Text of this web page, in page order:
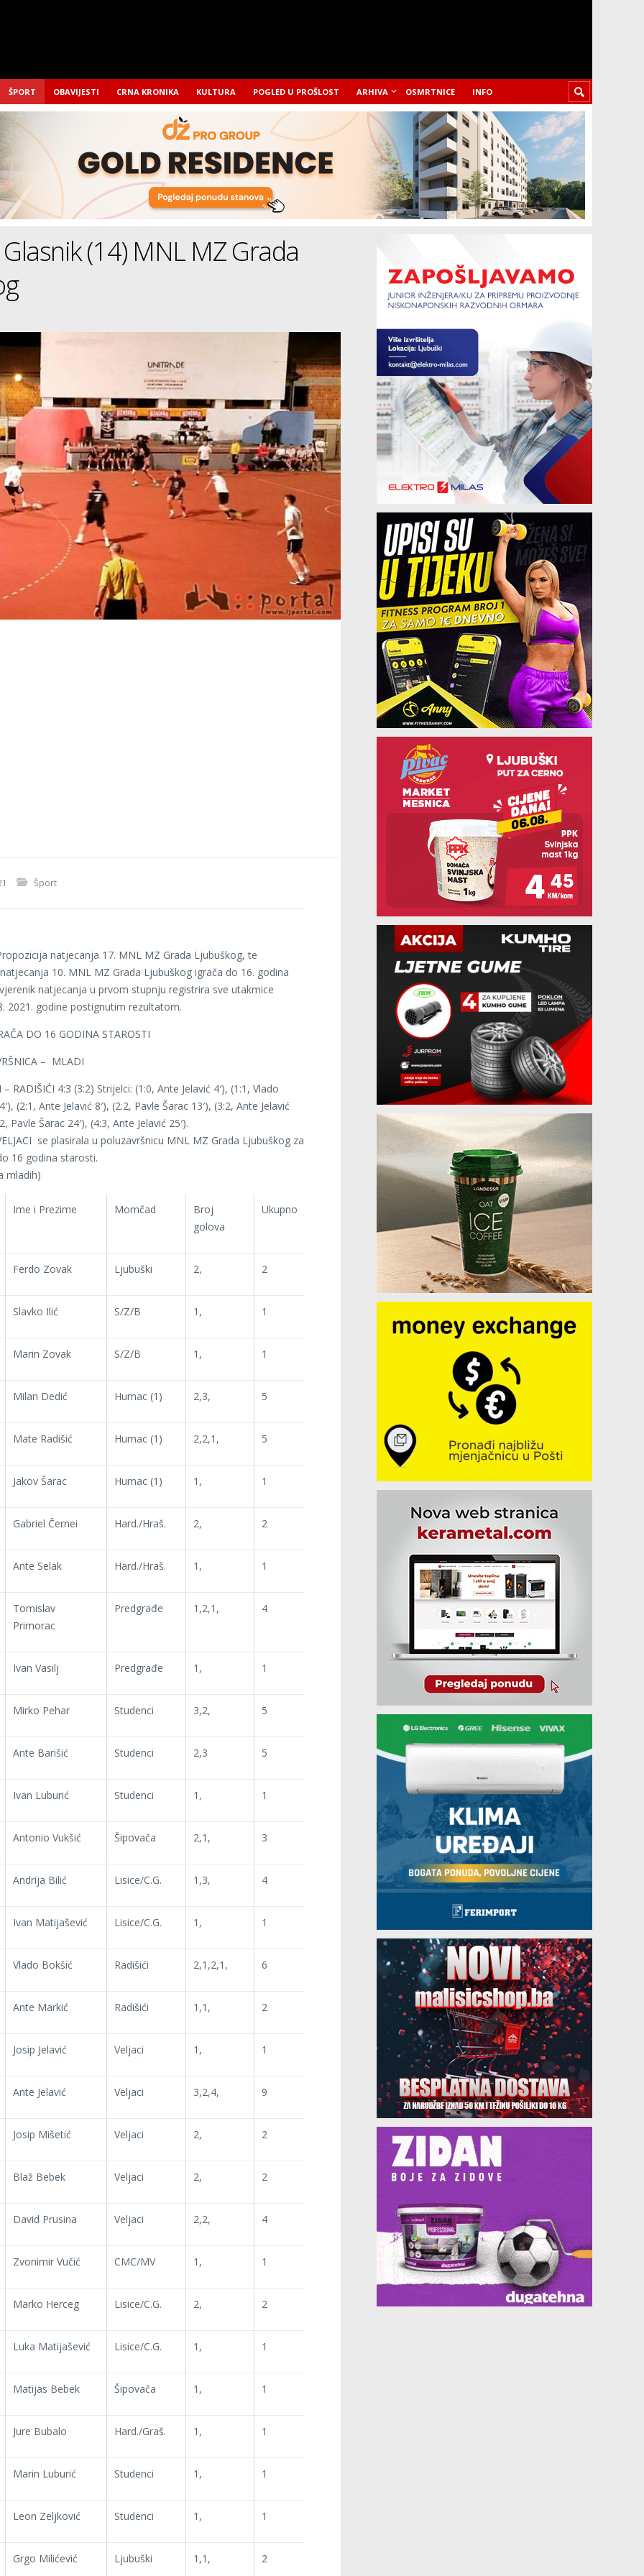
ŠPORT OBAVIJESTI CRNA KRONIKA KULTURA POGLED U PROŠLOST ARHIVA OSMRTNICE INFO
(14) MNL MZ Grada
Šport
natjecanja 17. MNL MZ Grada Ljubuškog, te
10. MNL MZ Grada Ljubuškog igrača do 16. godina
natjecanja u prvom stupnju registrira sve utakmice
2021. godine postignutim rezultatom.
DO 16 GODINA STAROSTI
– MLADI
– RADIŠIĆI 4:3 (3:2) Strijelci: (1:0, Ante Jelavić 4′), (1:1, Vlado
(2:1, Ante Jelavić 8′), (2:2, Pavle Šarac 13′), (3:2, Ante Jelavić
Pavle Šarac 24′), (4:3, Ante Jelavić 25′).
se plasirala u poluzavršnicu MNL MZ Grada Ljubuškog za
16 godina starosti.
mladih)
Ime i Prezime Momčad
Broj
golova
Ukupno
Ferdo Zovak Ljubuški 2, 2
Slavko Ilić S/Z/B 1, 1
Marin Zovak S/Z/B 1, 1
Milan Dedić Humac (1) 2,3, 5
Mate Radišić Humac (1) 2,2,1, 5
Jakov Šarac Humac (1) 1, 1
Gabriel Černei Hard./Hraš. 2, 2
Ante Selak Hard./Hraš. 1, 1
Tomislav
Primorac
Predgrađe 1,2,1, 4
Ivan Vasilj Predgrađe 1, 1
Mirko Pehar Studenci 3,2, 5
Ante Barišić Studenci 2,3 5
Ivan Luburić Studenci 1, 1
Antonio Vukšić Šipovača 2,1, 3
Andrija Bilić Lisice/C.G. 1,3, 4
Ivan Matijašević Lisice/C.G. 1, 1
Vlado Bokšić Radišići 2,1,2,1, 6
Ante Markić Radišići 1,1, 2
Josip Jelavić Veljaci 1, 1
Ante Jelavić Veljaci 3,2,4, 9
Josip Mišetić Veljaci 2, 2
Blaž Bebek Veljaci 2, 2
David Prusina Veljaci 2,2, 4
Zvonimir Vučić CMC/MV 1, 1
Marko Herceg Lisice/C.G. 2, 2
Luka Matijašević Lisice/C.G. 1, 1
Matijas Bebek Šipovača 1, 1
Jure Bubalo Hard./Graš. 1, 1
Marin Luburić Studenci 1, 1
Leon Zeljković Studenci 1, 1
Grgo Milićević Ljubuški 1,1, 2